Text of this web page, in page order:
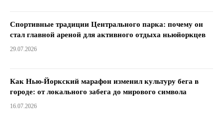
Спортивные традиции Центрального парка: почему он
стал главной ареной для активного отдыха ньюйоркцев
29.07.2026
Как Нью-Йоркский марафон изменил культуру бега в
городе: от локального забега до мирового символа
16.07.2026